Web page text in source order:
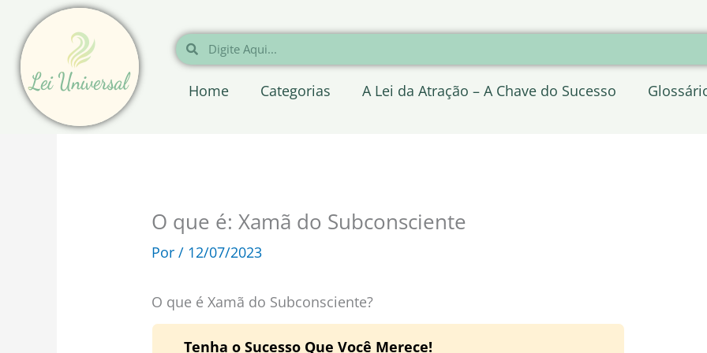
para
conteúdo
Pesquisar
Pesquisar
Home Categorias A Lei da Atração – A Chave do Sucesso
O que é: Xamã do Subconsciente
Por/ 12/07/2023
O que é Xamã do Subconsciente?
Tenha o Sucesso Que Você Merece!